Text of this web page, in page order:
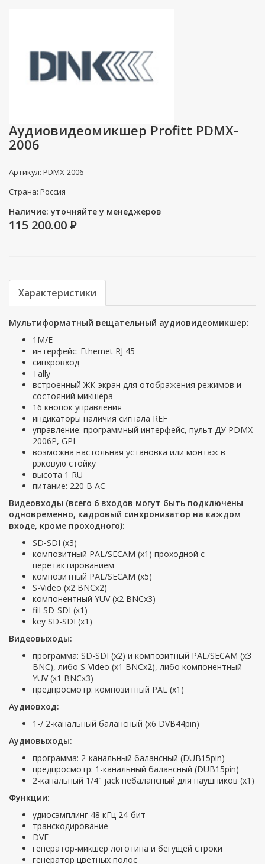
Аудиовидеомикшер Profitt PDMX-
2006
Артикул: PDMX-2006
Страна: Россия
Наличие: уточняйте у менеджеров
115 200.00 P
Характеристики
Мультиформатный вещательный аудиовидеомикшер:
1M/E
интерфейс: Ethernet RJ 45
синхровход
Tally
встроенный ЖК-экран для отображения режимов и
состояний микшера
16 кнопок управления
индикаторы наличия сигнала REF
управление: программный интерфейс, пульт ДУ PDMX-
2006P, GPI
возможна настольная установка или монтаж в
рэковую стойку
высота 1 RU
питание: 220 В AC
Видеовходы (всего 6 входов могут быть подключены
одновременно, кадровый синхронизатор на каждом
входе, кроме проходного):
SD-SDI (х3)
композитный PAL/SECAM (х1) проходной с
перетактированием
композитный PAL/SECAM (х5)
S-Video (х2 BNCх2)
компонентный YUV (х2 BNCх3)
fill SD-SDI (x1)
key SD-SDI (x1)
Видеовыходы:
программа: SD-SDI (х2) и композитный PAL/SECAM (х3
BNC), либо S-Video (х1 BNCх2), либо компонентный
YUV (х1 BNCх3)
предпросмотр: композитный PAL (х1)
Аудиовход:
1-/ 2-канальный балансный (х6 DVB44pin)
Аудиовыходы:
программа: 2-канальный балансный (DUB15pin)
предпросмотр: 1-канальный балансный (DUB15pin)
2-канальный 1/4" jack небалансный для наушников (х1)
Функции:
удиосэмплинг 48 кГц 24-бит
транскодирование
DVE
генератор-микшер логотипа и бегущей строки
генератор цветных полос